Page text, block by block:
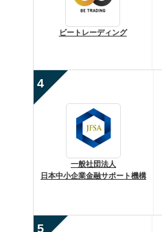
ビートレーディング
4
一般社団法人
日本中小企業金融サポート機構
5